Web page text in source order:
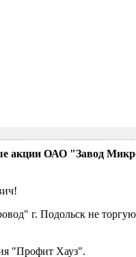
акции ОАО "Завод
г. Подольск не
"Профит Хауз".